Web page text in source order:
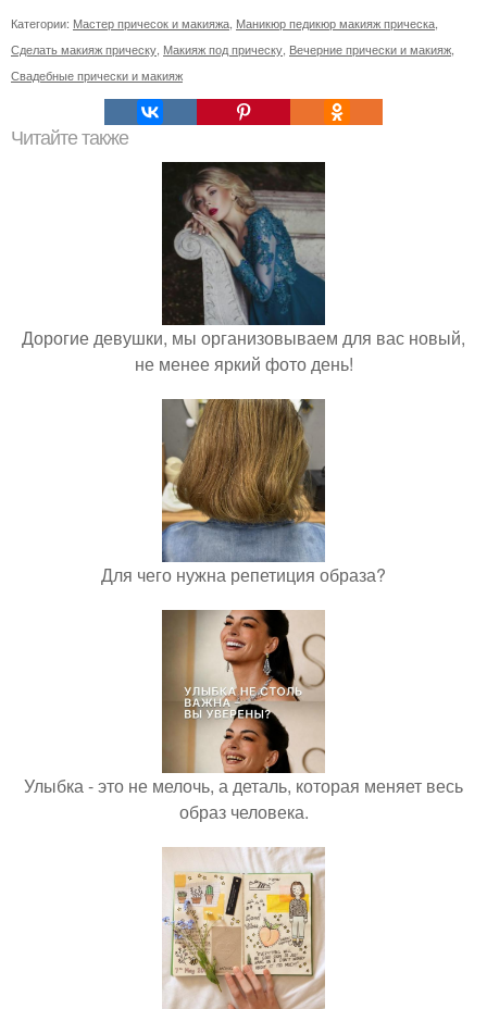
Категории: Мастер причесок и макияжа, Маникюр педикюр макияж прическа,
Сделать макияж прическу, Макияж под прическу, Вечерние прически и макияж,
Свадебные прически и макияж
Читайте также
Дорогие девушки, мы организовываем для вас новый,
не менее яркий фото день!
Для чего нужна репетиция образа?
Улыбка - это не мелочь, а деталь, которая меняет весь
образ человека.